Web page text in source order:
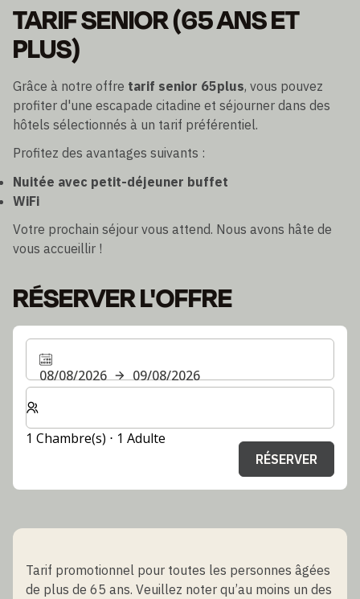
TARIF SENIOR (65 ANS ET
PLUS)
Grâce à notre offre tarif senior 65plus, vous pouvez
profiter d'une escapade citadine et séjourner dans des
hôtels sélectionnés à un tarif préférentiel.
Profitez des avantages suivants :
Nuitée avec petit-déjeuner buffet
WiFi
Votre prochain séjour vous attend. Nous avons hâte de
vous accueillir !
RÉSERVER L'OFFRE
08/08/2026
09/08/2026
Sélectionnez le nombre de chambres et d'invités pour
1 Chambre(s) ⋅ 1 Adulte
RÉSERVER
Tarif promotionnel pour toutes les personnes âgées
de plus de 65 ans. Veuillez noter qu’au moins un des